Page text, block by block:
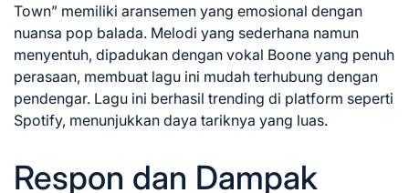
Town” memiliki aransemen yang emosional dengan
nuansa pop balada. Melodi yang sederhana namun
menyentuh, dipadukan dengan vokal Boone yang penuh
perasaan, membuat lagu ini mudah terhubung dengan
pendengar. Lagu ini berhasil trending di platform seperti
Spotify, menunjukkan daya tariknya yang luas.
Respon dan Dampak